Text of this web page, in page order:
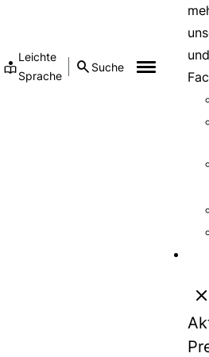
Leichte
Sprache
Suche